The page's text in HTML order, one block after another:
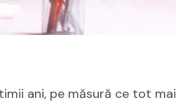
ani, pe măsură ce tot mai